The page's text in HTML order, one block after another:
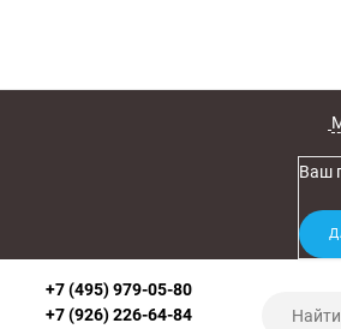
Ваш
+7 (495) 979-05-80
+7 (926) 226-64-84